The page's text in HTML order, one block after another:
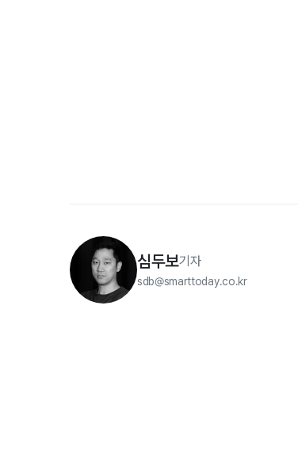
심두보기자
sdb@smarttoday.co.kr